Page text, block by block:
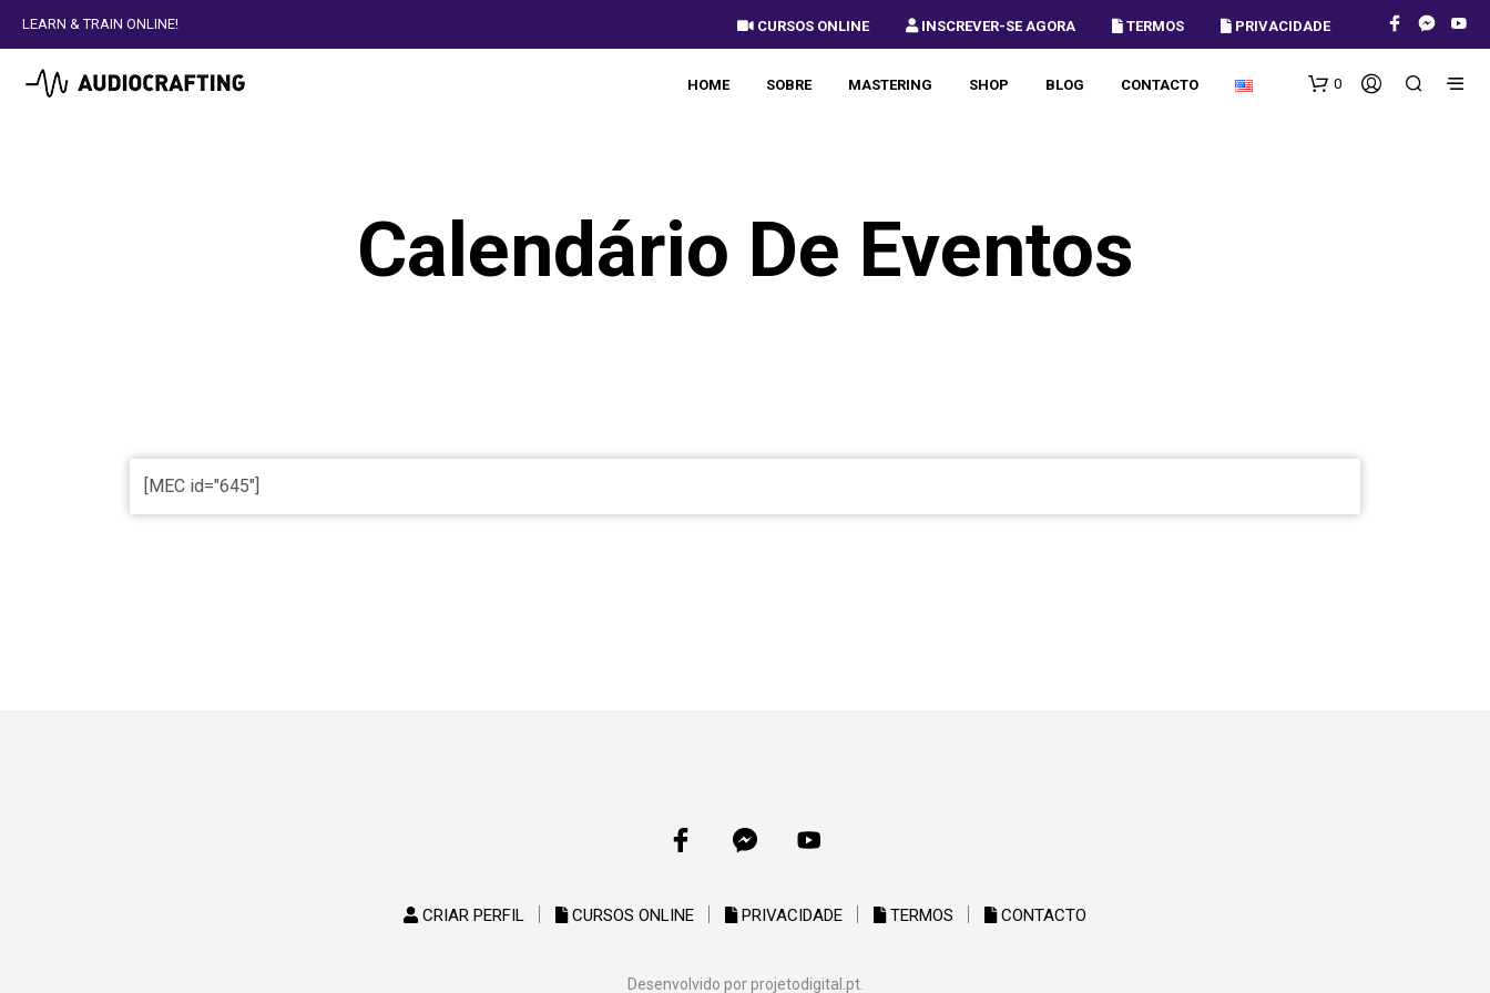
LEARN & TRAIN ONLINE! CURSOS ONLINE INSCREVER-SE AGORA TERMOS PRIVACIDADE
HOME SOBRE MASTERING SHOP BLOG CONTACTO 0
Calendário De Eventos
[MEC id="645"]
CRIAR PERFIL CURSOS ONLINE PRIVACIDADE TERMOS CONTACTO
Desenvolvido porprojetodigital.pt.